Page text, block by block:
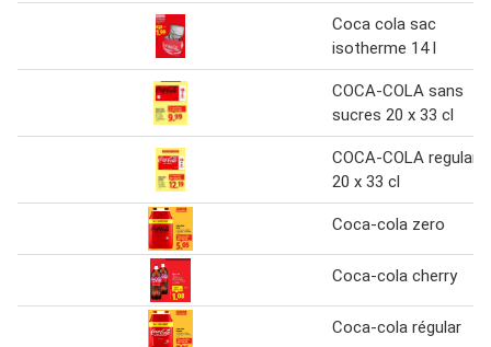
Coca cola sac
isotherme 14 l
COCA-COLA sans
sucres 20 x 33 cl
COCA-COLA regular
20 x 33 cl
Coca-cola zero
Coca-cola cherry
Coca-cola régular